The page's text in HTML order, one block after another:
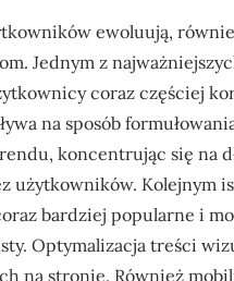
ewoluują,
Jednym z
coraz częściej
na sposób
koncentrując się na
użytkowników. Kolejnym
bardziej popularne i
Optymalizacja treści
na stronie. Również